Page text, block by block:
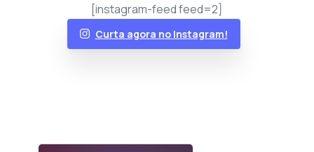
[instagram-feed feed=2]
Curta agora no Instagram!